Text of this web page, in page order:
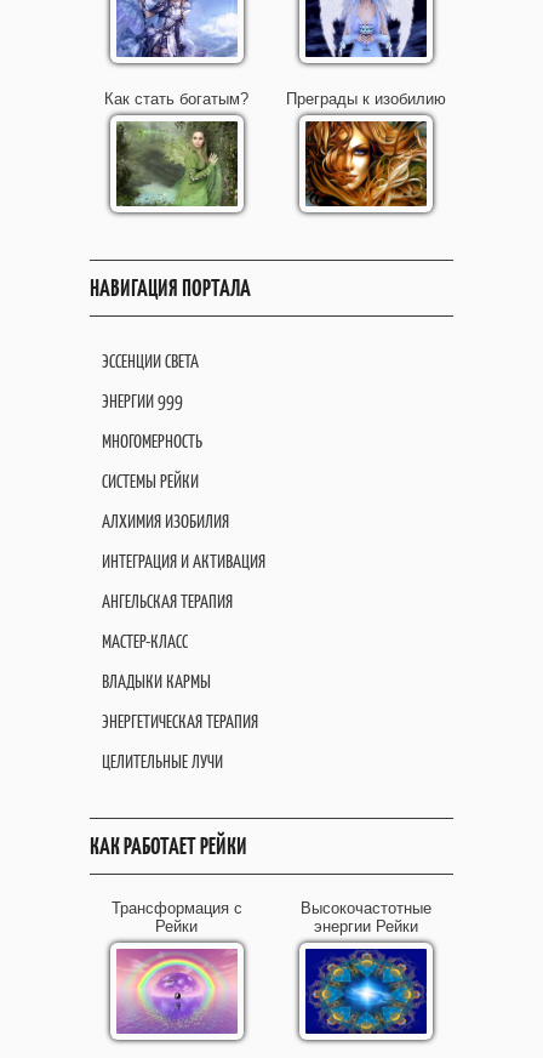
Как стать богатым? Преграды к изобилию
НАВИГАЦИЯ ПОРТАЛА
ЭССЕНЦИИ СВЕТА
ЭНЕРГИИ 999
МНОГОМЕРНОСТЬ
СИСТЕМЫ РЕЙКИ
АЛХИМИЯ ИЗОБИЛИЯ
ИНТЕГРАЦИЯ И АКТИВАЦИЯ
АНГЕЛЬСКАЯ ТЕРАПИЯ
МАСТЕР-КЛАСС
ВЛАДЫКИ КАРМЫ
ЭНЕРГЕТИЧЕСКАЯ ТЕРАПИЯ
ЦЕЛИТЕЛЬНЫЕ ЛУЧИ
КАК РАБОТАЕТ РЕЙКИ
Трансформация с
Рейки
Высокочастотные
энергии Рейки